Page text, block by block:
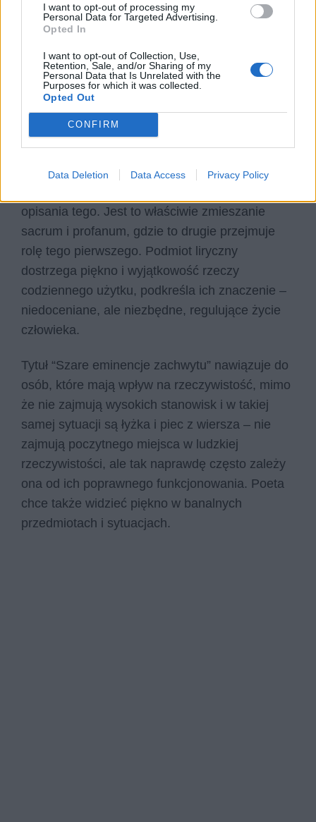
I want to opt-out of processing my
Personal Data for Targeted Advertising.
Opted In
I want to opt-out of Collection, Use,
Retention, Sale, and/or Sharing of my
Personal Data that Is Unrelated with the
Purposes for which it was collected.
Opted Out
CONFIRM
Data Deletion Data Access Privacy Policy
mu wskazówek, jak odczytywać najbardziej
banalne rzeczy i powierza mu zadanie
odnalezienia piękna tam, gdzie nikt się go nie
spodziewa .
Poeta rzuca więc nowe światło i świeże
spojrzenie na banalne przedmioty codziennego
użytku, nadaje im nowe znaczenie i sensy.
Spotyka się w tym wierszu to co niskie –
opisania tego. Jest to właściwie zmieszanie
sacrum i profanum, gdzie to drugie przejmuje
rolę tego pierwszego. Podmiot liryczny
dostrzega piękno i wyjątkowość rzeczy
codziennego użytku, podkreśla ich znaczenie –
niedoceniane, ale niezbędne, regulujące życie
człowieka.
Tytuł “Szare eminencje zachwytu” nawiązuje do
osób, które mają wpływ na rzeczywistość, mimo
że nie zajmują wysokich stanowisk i w takiej
samej sytuacji są łyżka i piec z wiersza – nie
zajmują poczytnego miejsca w ludzkiej
rzeczywistości, ale tak naprawdę często zależy
ona od ich poprawnego funkcjonowania. Poeta
chce także widzieć piękno w banalnych
przedmiotach i sytuacjach.